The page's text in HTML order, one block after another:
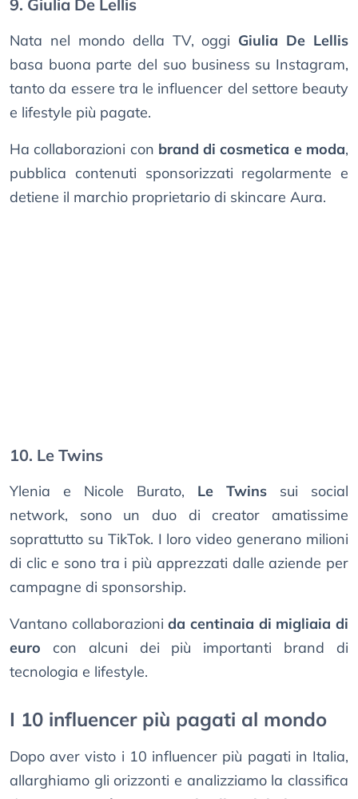
9. Giulia De Lellis
Nata nel mondo della TV, oggi Giulia De Lellis
basa buona parte del suo business su Instagram,
tanto da essere tra le influencer del settore beauty
e lifestyle più pagate.
Ha collaborazioni con brand di cosmetica e moda,
pubblica contenuti sponsorizzati regolarmente e
detiene il marchio proprietario di skincare Aura.
10. Le Twins
Ylenia e Nicole Burato, Le Twins sui social
network, sono un duo di creator amatissime
soprattutto su TikTok. I loro video generano milioni
di clic e sono tra i più apprezzati dalle aziende per
campagne di sponsorship.
Vantano collaborazionida centinaia di migliaia di
euro con alcuni dei più importanti brand di
tecnologia e lifestyle.
I 10 influencer più pagati al mondo
Dopo aver visto i 10 influencer più pagati in Italia,
allarghiamo gli orizzonti e analizziamo la classifica